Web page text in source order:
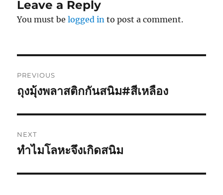
Leave a Reply
You must belogged in to post a comment.
navigation
PREVIOUS
Previous
ถุงมุ้งพลาสติกกันสนิม#สีเหลือง
NEXT
Next
ทำไมโลหะจึงเกิดสนิม